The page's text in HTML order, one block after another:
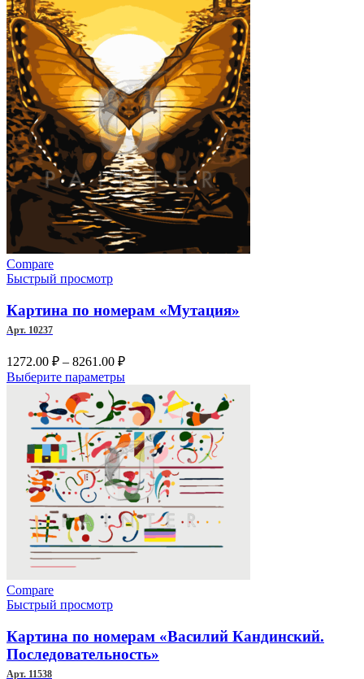
Compare
Быстрый просмотр
Картина по номерам «Мутация»
Арт. 10237
1272.00 ₽ – 8261.00 ₽Диапазон
цен:
1272.00 ₽
–
8261.00 ₽
Выберите параметрыЭтот
товар
имеет
несколько
вариаций.
Опции
можно
выбрать
на
странице
товара.
Compare
Быстрый просмотр
Картина по номерам «Василий Кандинский.
Последовательность»
Арт. 11538